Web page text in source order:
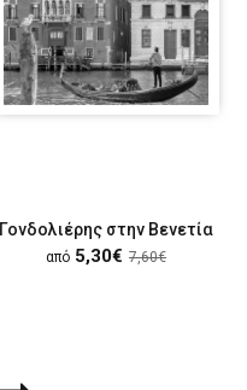
Γονδολιέρης στην Βενετία
από 5,30€ 7,60€